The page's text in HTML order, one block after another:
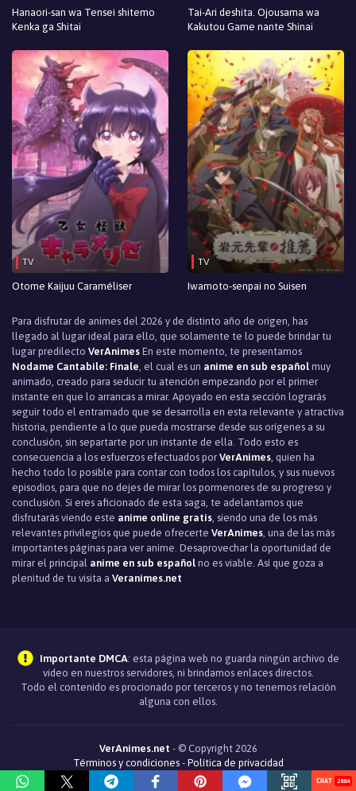
Hanaori-san wa Tensei shitemo
Kenka ga Shitai
Tai-Ari deshita. Ojousama wa
Kakutou Game nante Shinai
TV
Otome Kaijuu Caraméliser
TV
Iwamoto-senpai no Suisen
Para disfrutar de animes del 2026 y de distinto año de origen, has
llegado al lugar ideal para ello, que solamente te lo puede brindar tu
lugar predilecto VerAnimes En este momento, te presentamos
Nodame Cantabile: Finale , el cual es un anime en sub español muy
animado, creado para seducir tu atención empezando por el primer
instante en que lo arrancas a mirar. Apoyado en esta sección lograrás
seguir todo el entramado que se desarrolla en esta relevante y atractiva
historia, pendiente a lo que pueda mostrarse desde sus orígenes a su
conclusión, sin separtarte por un instante de ella. Todo esto es
consecuencia a los esfuerzos efectuados por VerAnimes , quien ha
hecho todo lo posible para contar con todos los capítulos, y sus nuevos
episodios, para que no dejes de mirar los pormenores de su progreso y
conclusión. Si eres aficionado de esta saga, te adelantamos que
disfrutarás viendo este anime online gratis , siendo una de los más
relevantes privilegios que puede ofrecerte VerAnimes , una de las más
importantes páginas para ver anime. Desaprovechar la oportunidad de
mirar el principal anime en sub español no es viable. Así que goza a
plenitud de tu visita a Veranimes.net
Importante DMCA: esta página web no guarda ningún archivo de
video en nuestros servidores, ni brindamos enlaces directos.
Todo el contenido es procionado por terceros y no tenemos relación
alguna con ellos.
VerAnimes.net - © Copyright 2026
Términos y condiciones- Política de privacidad
2884